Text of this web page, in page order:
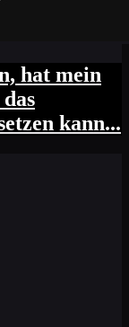
hat mein
kann...